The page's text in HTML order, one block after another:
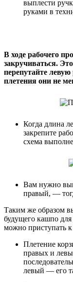
выплести
руками в
В ходе рабочего
закручиваться.
перепутайте
плетения они не
Когда длина
закрепите
схема
Вам нужно
правый, —
Таким же образом
будущего кашпо
можно приступать
Плетение
правых и
левый — его